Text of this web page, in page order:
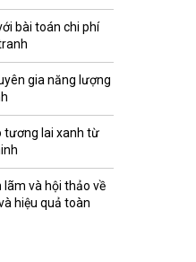
bài toán chi phí
gia năng lượng
tương lai xanh từ
lãm và hội thảo về
hiệu quả toàn